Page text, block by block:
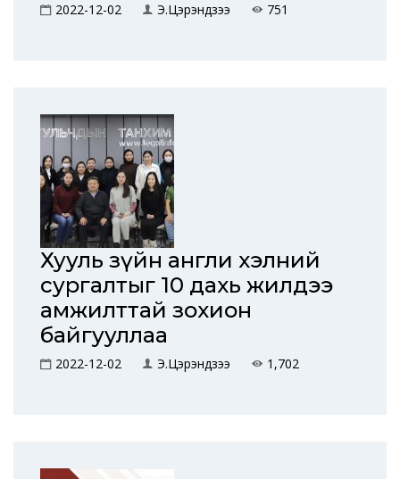
2022-12-02 Э.Цэрэндүзээ 751
Хууль зүйн англи хэлний
сургалтыг 10 дахь жилдээ
амжилттай зохион
байгууллаа
2022-12-02 Э.Цэрэндүзээ 1,702